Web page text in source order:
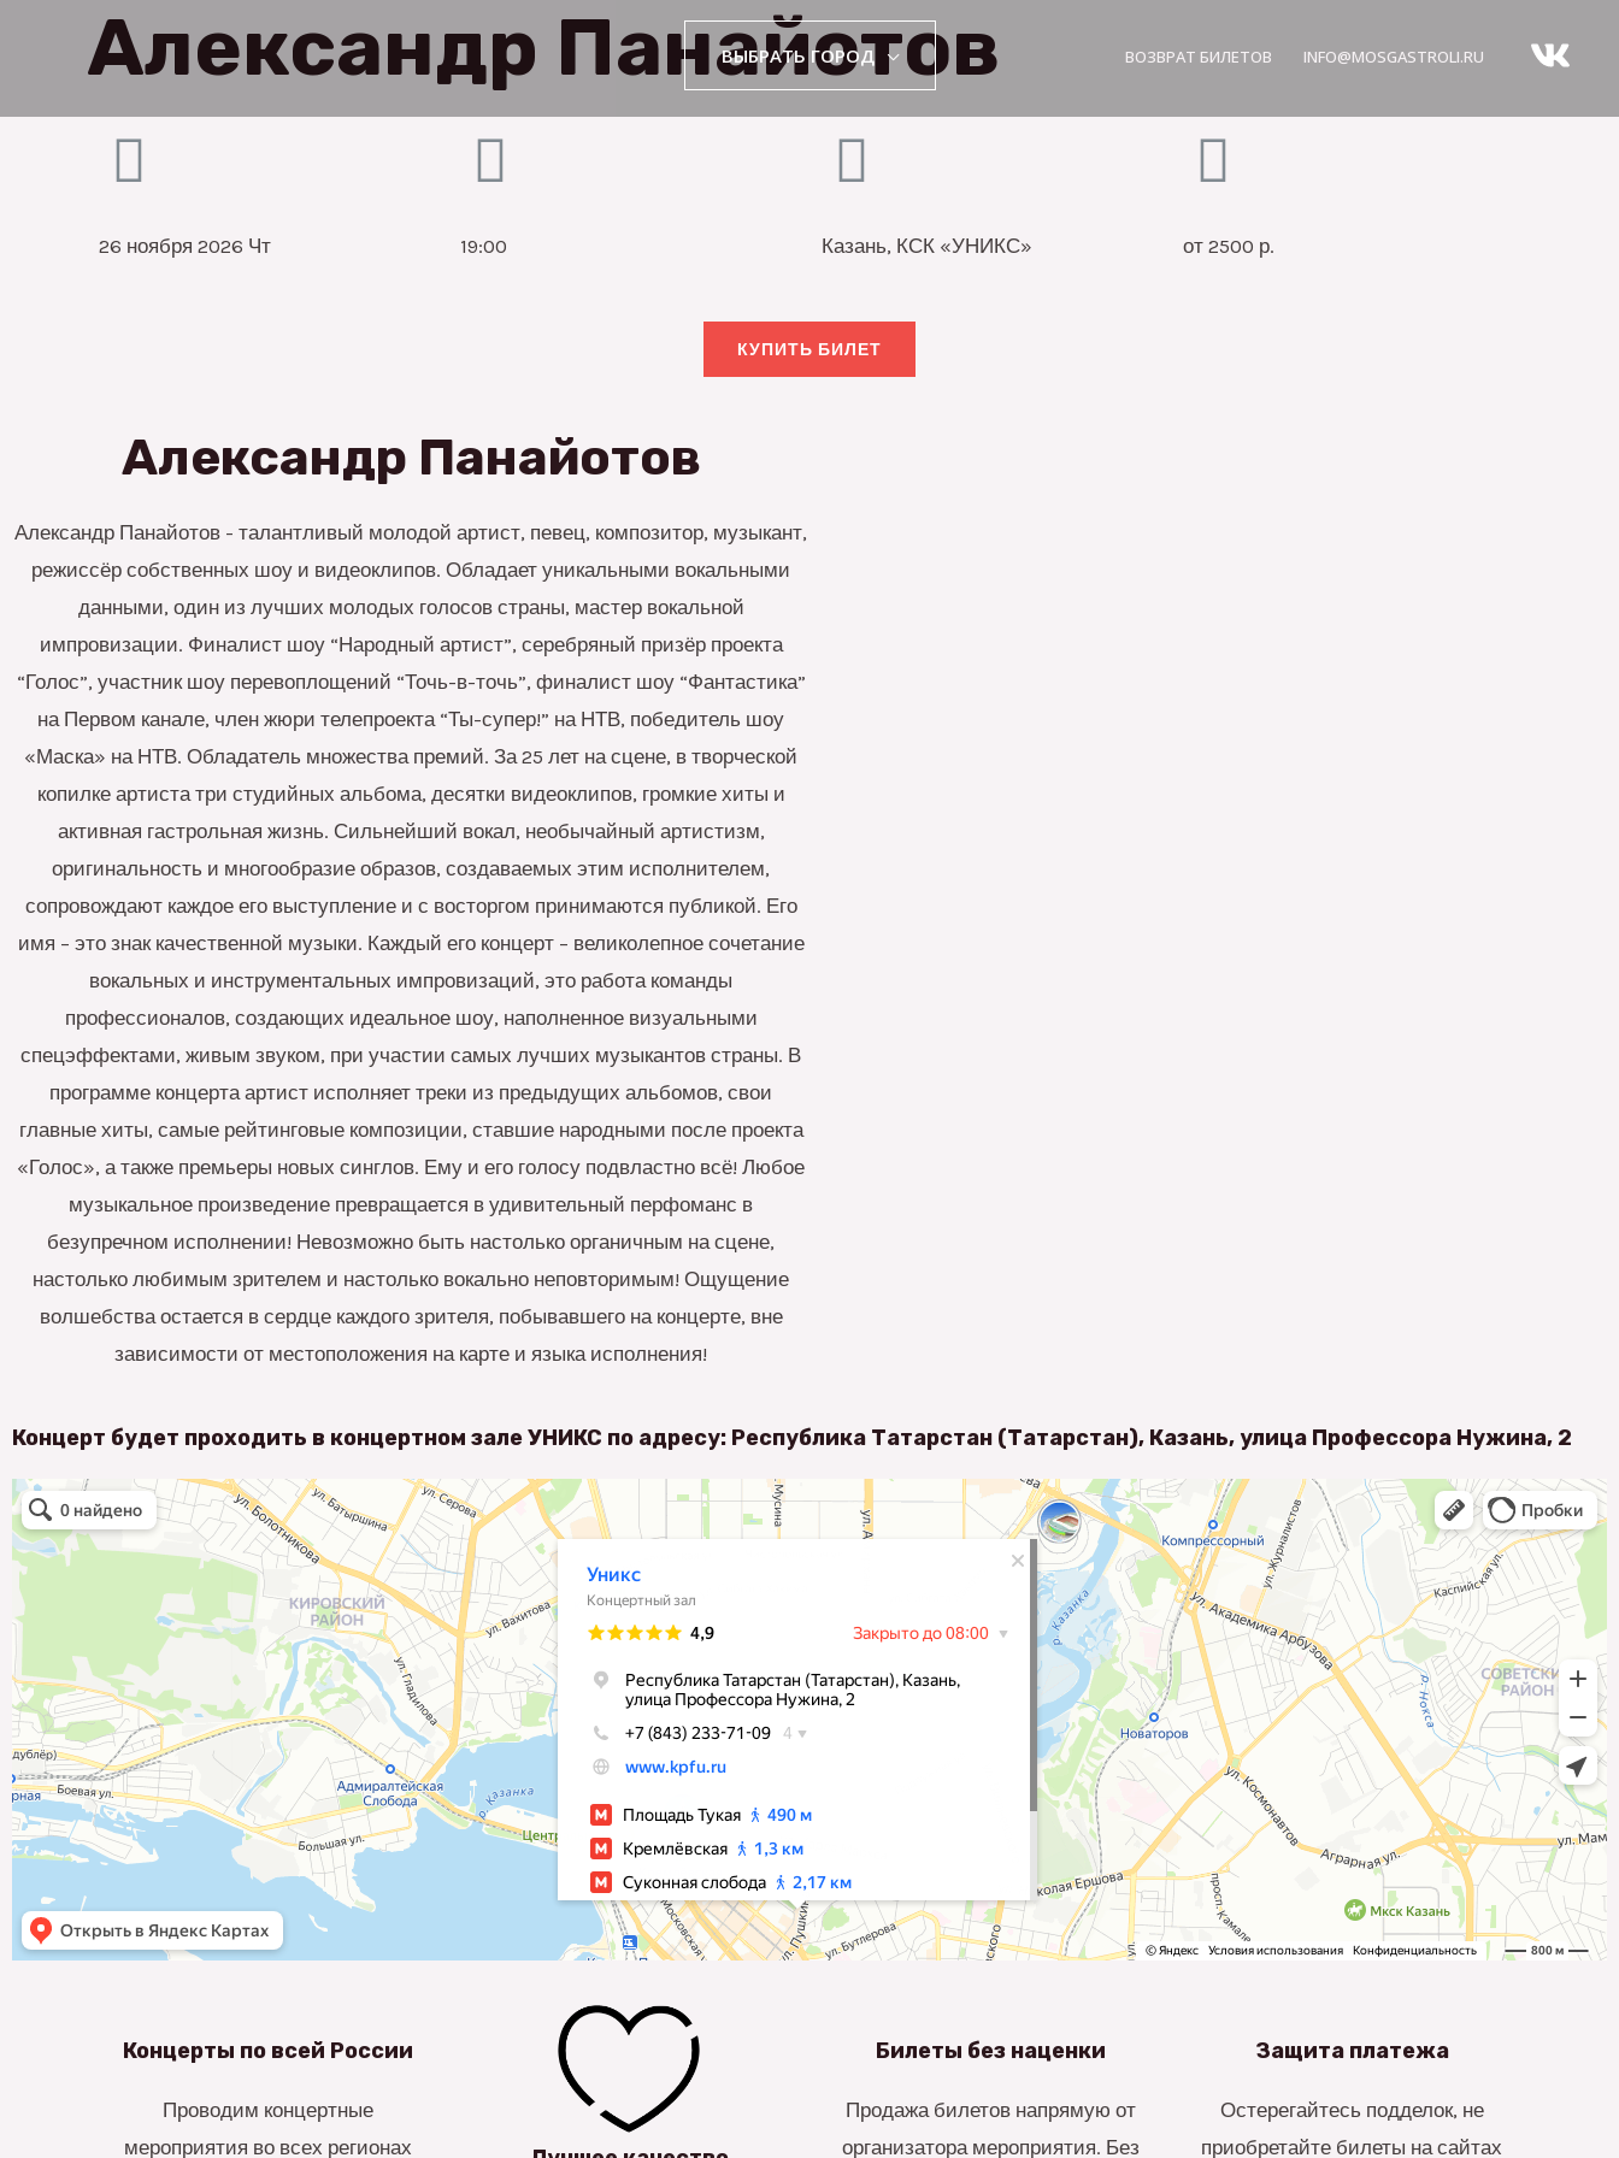
ВЫБРАТЬ ГОРОД ВОЗВРАТ БИЛЕТОВ INFO@MOSGASTROLI.RU
Александр Панайотов
26 ноября 2026 Чт 19:00 Казань, КСК «УНИКС» от 2500 р.
КУПИТЬ БИЛЕТ
Александр Панайотов
Александр Панайотов - талантливый молодой артист, певец, композитор, музыкант,
режиссёр собственных шоу и видеоклипов. Обладает уникальными вокальными
данными, один из лучших молодых голосов страны, мастер вокальной
импровизации. Финалист шоу “Народный артист”, серебряный призёр проекта
“Голос”, участник шоу перевоплощений “Точь-в-точь”, финалист шоу “Фантастика”
на Первом канале, член жюри телепроекта “Ты-супер!” на НТВ, победитель шоу
«Маска» на НТВ. Обладатель множества премий. За 25 лет на сцене, в творческой
копилке артиста три студийных альбома, десятки видеоклипов, громкие хиты и
активная гастрольная жизнь. Сильнейший вокал, необычайный артистизм,
оригинальность и многообразие образов, создаваемых этим исполнителем,
сопровождают каждое его выступление и с восторгом принимаются публикой. Его
имя – это знак качественной музыки. Каждый его концерт – великолепное сочетание
вокальных и инструментальных импровизаций, это работа команды
профессионалов, создающих идеальное шоу, наполненное визуальными
спецэффектами, живым звуком, при участии самых лучших музыкантов страны. В
программе концерта артист исполняет треки из предыдущих альбомов, свои
главные хиты, самые рейтинговые композиции, ставшие народными после проекта
«Голос», а также премьеры новых синглов. Ему и его голосу подвластно всё! Любое
музыкальное произведение превращается в удивительный перфоманс в
безупречном исполнении! Невозможно быть настолько органичным на сцене,
настолько любимым зрителем и настолько вокально неповторимым! Ощущение
волшебства остается в сердце каждого зрителя, побывавшего на концерте, вне
зависимости от местоположения на карте и языка исполнения!
Концерт будет проходить в концертном зале УНИКС по адресу: Республика Татарстан (Татарстан), Казань, улица Профессора Нужина, 2
Уникс
Концертный зал в Казани
Концерты по всей России
Проводим концертные
мероприятия во всех регионах
Билеты без наценки
Продажа билетов напрямую от
организатора мероприятия. Без
Защита платежа
Остерегайтесь подделок, не
приобретайте билеты на сайтах